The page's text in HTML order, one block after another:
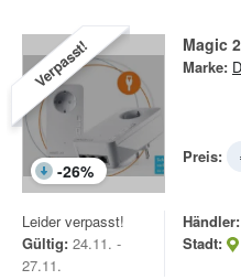
Verpasst!
-26%
Magic
Marke:
Preis:
Leider verpasst!
Gültig: 24.11. -
27.11.
Händler:
Stadt: